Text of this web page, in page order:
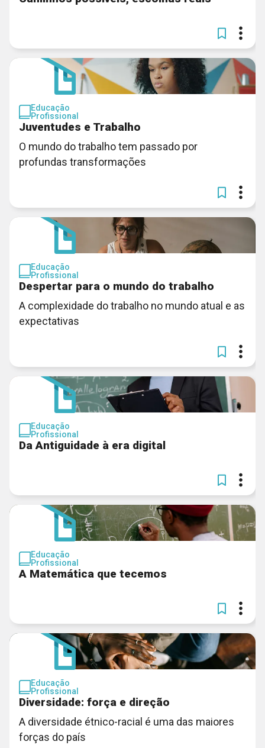
Educação
Profissional
Juventudes e Trabalho
O mundo do trabalho tem passado por
profundas transformações
Educação
Profissional
Despertar para o mundo do trabalho
A complexidade do trabalho no mundo atual e as
expectativas
Educação
Profissional
Da Antiguidade à era digital
Educação
Profissional
A Matemática que tecemos
Educação
Profissional
Diversidade: força e direção
A diversidade étnico-racial é uma das maiores
forças do país